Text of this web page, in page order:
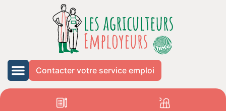
Contacter votre service emploi